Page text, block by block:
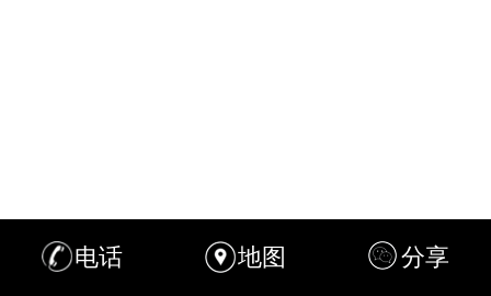
电话 地图 分享